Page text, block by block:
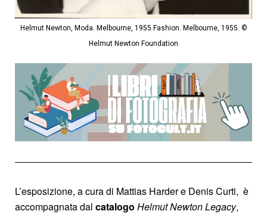
Helmut Newton, Moda. Melbourne, 1955 Fashion. Melbourne, 1955. ©
Helmut Newton Foundation
L’esposizione, a cura di Mattias Harder e Denis Curti, è
accompagnata dal catalogo Helmut Newton Legacy,